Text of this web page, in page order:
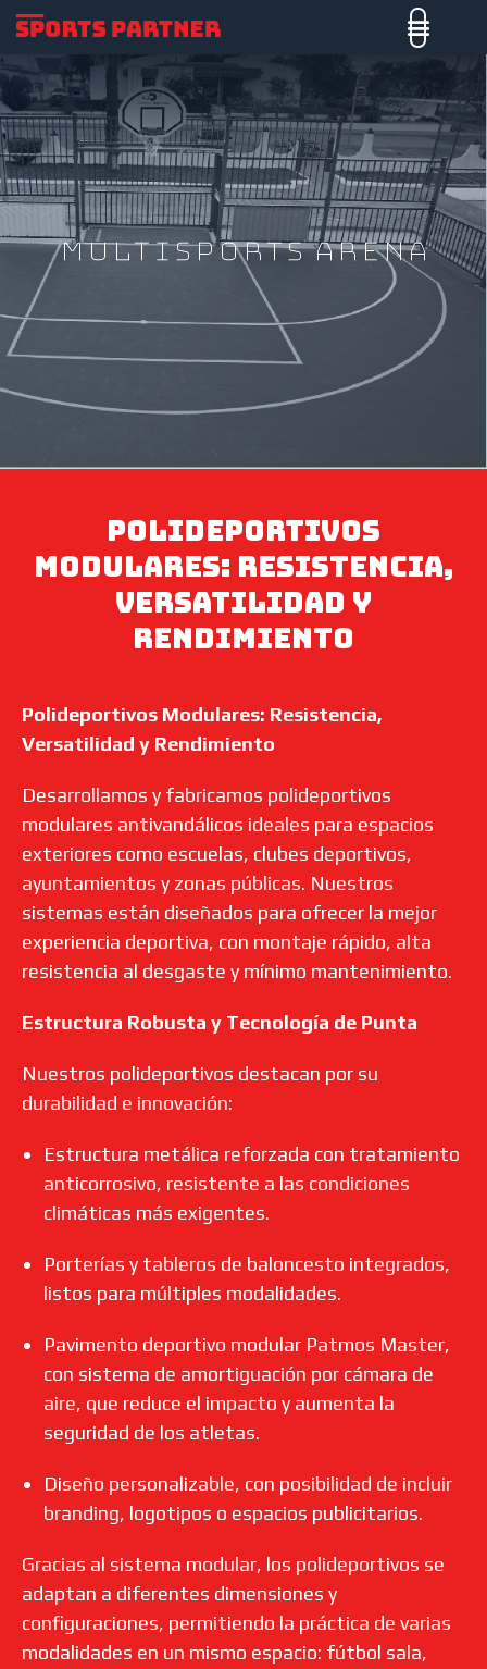
Multisports Arena
Polideportivos
Modulares: Resistencia,
Versatilidad y
Rendimiento
Polideportivos Modulares: Resistencia,
Versatilidad y Rendimiento
Desarrollamos y fabricamos polideportivos
modulares antivandálicos ideales para espacios
exteriores como escuelas, clubes deportivos,
ayuntamientos y zonas públicas. Nuestros
sistemas están diseñados para ofrecer la mejor
experiencia deportiva, con montaje rápido, alta
resistencia al desgaste y mínimo mantenimiento.
Estructura Robusta y Tecnología de Punta
Nuestros polideportivos destacan por su
durabilidad e innovación:
Estructura metálica reforzada con tratamiento
anticorrosivo, resistente a las condiciones
climáticas más exigentes.
Porterías y tableros de baloncesto integrados,
listos para múltiples modalidades.
Pavimento deportivo modular Patmos Master,
con sistema de amortiguación por cámara de
aire, que reduce el impacto y aumenta la
seguridad de los atletas.
Diseño personalizable, con posibilidad de incluir
branding, logotipos o espacios publicitarios.
Gracias al sistema modular, los polideportivos se
adaptan a diferentes dimensiones y
configuraciones, permitiendo la práctica de varias
modalidades en un mismo espacio: fútbol sala,